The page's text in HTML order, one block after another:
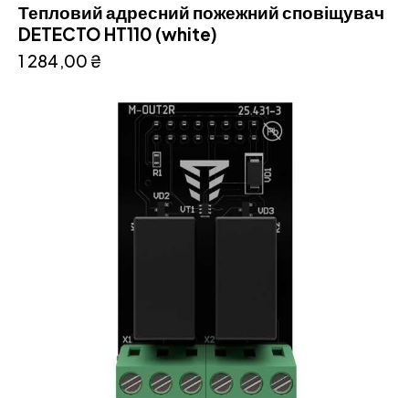
Тепловий адресний пожежний сповіщувач
DETECTO HT110 (white)
1 284,00₴